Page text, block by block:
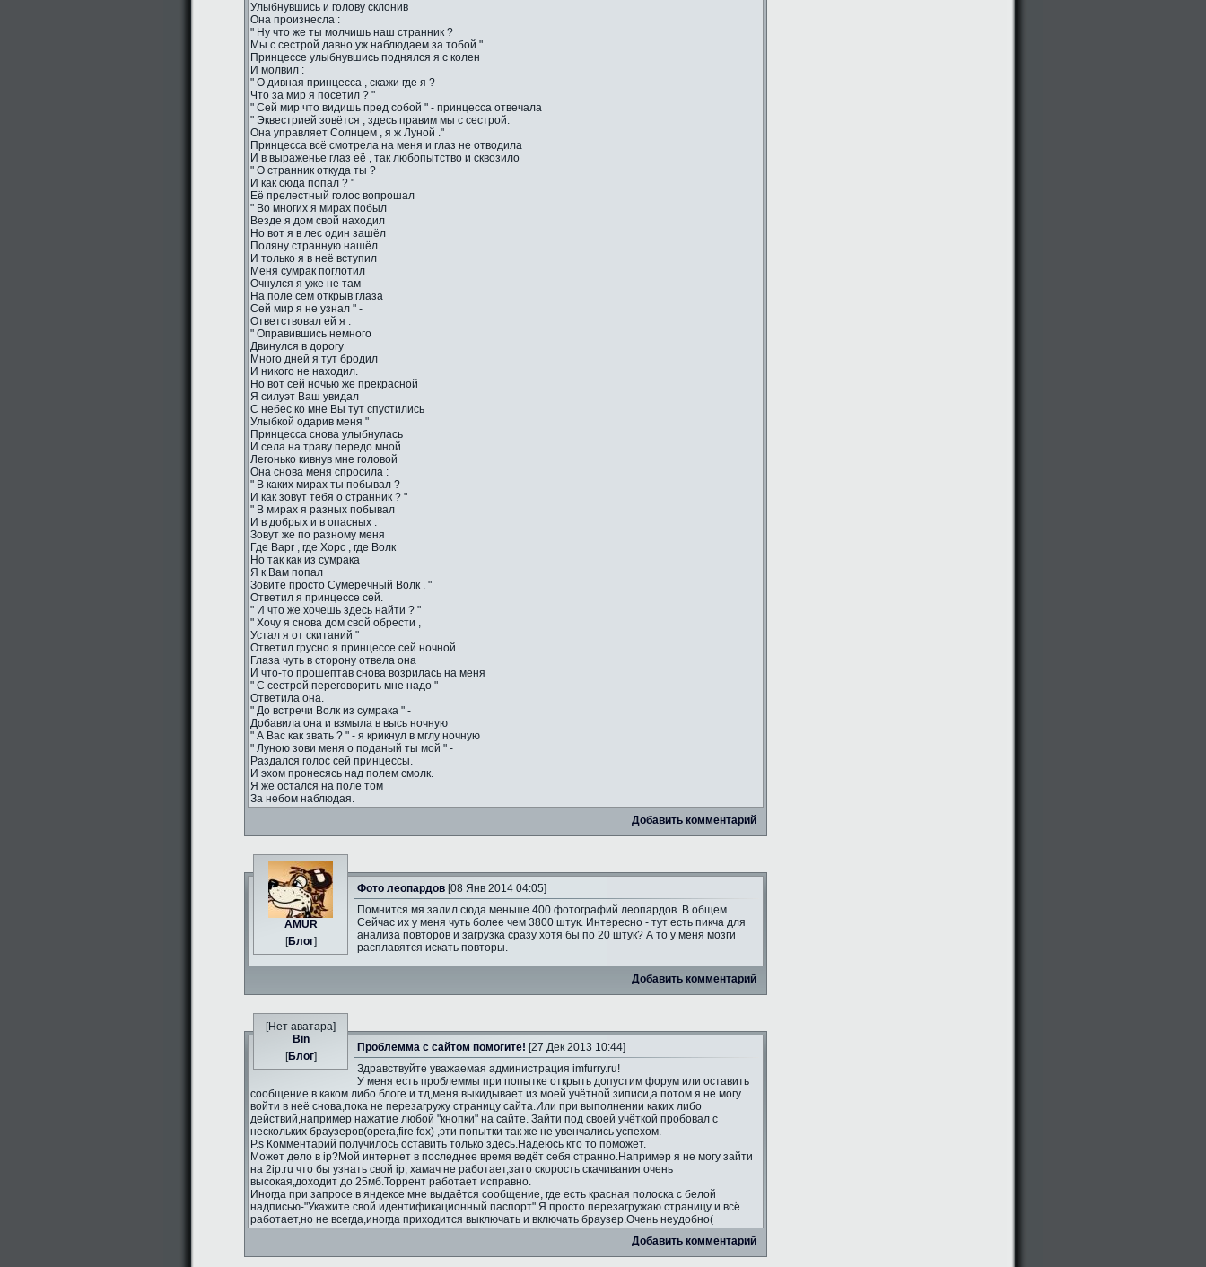
Улыбнувшись и голову склонив
Она произнесла :
" Ну что же ты молчишь наш странник ?
Мы с сестрой давно уж наблюдаем за тобой "
Принцессе улыбнувшись поднялся я с колен
И молвил :
" О дивная принцесса , скажи где я ?
Что за мир я посетил ? "
" Сей мир что видишь пред собой " - принцесса отвечала
" Эквестрией зовётся , здесь правим мы с сестрой.
Она управляет Солнцем , я ж Луной ."
Принцесса всё смотрела на меня и глаз не отводила
И в выраженье глаз её , так любопытство и сквозило
" О странник откуда ты ?
И как сюда попал ? "
Её прелестный голос вопрошал
" Во многих я мирах побыл
Везде я дом свой находил
Но вот я в лес один зашёл
Поляну странную нашёл
И только я в неё вступил
Меня сумрак поглотил
Очнулся я уже не там
На поле сем открыв глаза
Сей мир я не узнал " -
Ответствовал ей я .
" Оправившись немного
Двинулся в дорогу
Много дней я тут бродил
И никого не находил.
Но вот сей ночью же прекрасной
Я силуэт Ваш увидал
С небес ко мне Вы тут спустились
Улыбкой одарив меня "
Принцесса снова улыбнулась
И села на траву передо мной
Легонько кивнув мне головой
Она снова меня спросила :
" В каких мирах ты побывал ?
И как зовут тебя о странник ? "
" В мирах я разных побывал
И в добрых и в опасных .
Зовут же по разному меня
Где Варг , где Хорс , где Волк
Но так как из сумрака
Я к Вам попал
Зовите просто Сумеречный Волк . "
Ответил я принцессе сей.
" И что же хочешь здесь найти ? "
" Хочу я снова дом свой обрести ,
Устал я от скитаний "
Ответил грусно я принцессе сей ночной
Глаза чуть в сторону отвела она
И что-то прошептав снова возрилась на меня
" С сестрой переговорить мне надо "
Ответила она.
" До встречи Волк из сумрака " -
Добавила она и взмыла в высь ночную
" А Вас как звать ? " - я крикнул в мглу ночную
" Луною зови меня о поданый ты мой " -
Раздался голос сей принцессы.
И эхом пронесясь над полем смолк.
Я же остался на поле том
За небом наблюдая.
Добавить комментарий
AMUR
[Блог]
Фото леопардов [08 Янв 2014 04:05]
Помнится мя залил сюда меньше 400 фотографий леопардов. В общем.
Сейчас их у меня чуть более чем 3800 штук. Интересно - тут есть пикча для
анализа повторов и загрузка сразу хотя бы по 20 штук? А то у меня мозги
расплавятся искать повторы.
Добавить комментарий
[Нет аватара]
Bin
[Блог]
Проблемма с сайтом помогите! [27 Дек 2013 10:44]
Здравствуйте уважаемая администрация imfurry.ru!
У меня есть проблеммы при попытке открыть допустим форум или оставить
сообщение в каком либо блоге и тд,меня выкидывает из моей учётной зиписи,а потом я не могу
войти в неё снова,пока не перезагружу страницу сайта.Или при выполнении каких либо
действий,например нажатие любой "кнопки" на сайте. Зайти под своей учёткой пробовал с
нескольких браузеров(opera,fire fox) ,эти попытки так же не увенчались успехом.
P.s Комментарий получилось оставить только здесь.Надеюсь кто то поможет.
Может дело в ip?Мой интернет в последнее время ведёт себя странно.Например я не могу зайти
на 2ip.ru что бы узнать свой ip, хамач не работает,зато скорость скачивания очень
высокая,доходит до 25мб.Торрент работает исправно.
Иногда при запросе в яндексе мне выдаётся сообщение, где есть красная полоска с белой
надписью-"Укажите свой идентификационный паспорт".Я просто перезагружаю страницу и всё
работает,но не всегда,иногда приходится выключать и включать браузер.Очень неудобно(
Добавить комментарий